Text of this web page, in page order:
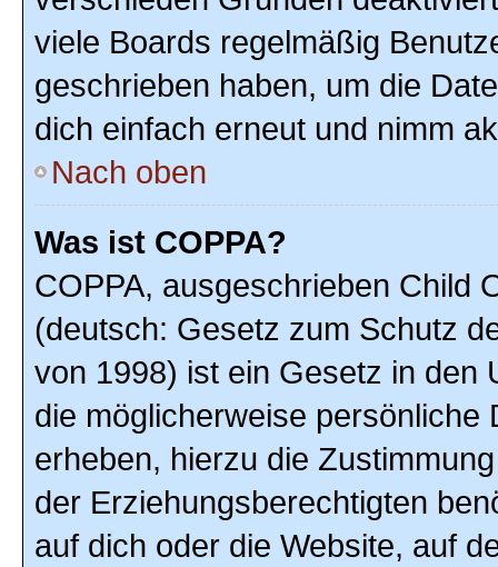
viele Boards regelmäßig
geschrieben haben, um die
dich einfach erneut und nimm
Nach oben
Was ist COPPA?
COPPA, ausgeschrieben Child
(deutsch: Gesetz zum Schutz
von 1998) ist ein Gesetz in den
die möglicherweise
erheben, hierzu die
der Erziehungsberechtigten
auf dich oder die Website, auf